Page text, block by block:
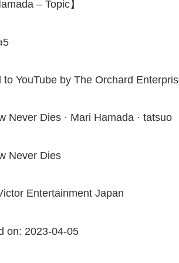
– Topic】
to YouTube by The Orchard
Never Dies · Mari Hamada · tatsuo
Never Dies
Entertainment Japan
on: 2023-04-05